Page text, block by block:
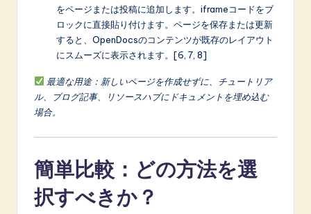
をページまたは投稿に追加します。iframeコードをブ
ロックに直接貼り付けます。ページを保存または更新
すると、OpenDocsのコンテンツが既存のレイアウト
にスムーズに表示されます。[6, 7, 8]
最適な用途：新しいページを作成せずに、チュートリア
ル、ブログ記事、リソースハブにドキュメントを埋め込む
場合。
簡単比較：どの方法を選
択すべきか？